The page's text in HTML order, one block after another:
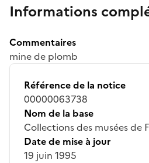
Informations
Commentaires
mine de plomb
Référence de la notice
00000063738
Nom de la base
Collections des musées de
Date de mise à jour
19 juin 1995